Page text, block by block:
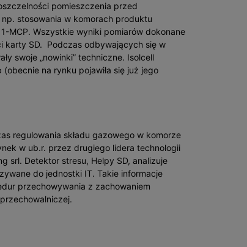
pomieszczenia przed
stosowania w komorach produktu
MCP. Wszystkie wyniki pomiarów dokonane
karty SD. Podczas odbywających się w
swoje „nowinki” techniczne. Isolcell
na rynku pojawiła się już jego
regulowania składu gazowego w komorze
w ub.r. przez drugiego lidera technologii
srl. Detektor stresu, Helpy SD, analizuje
do jednostki IT. Takie informacje
przechowywania z zachowaniem